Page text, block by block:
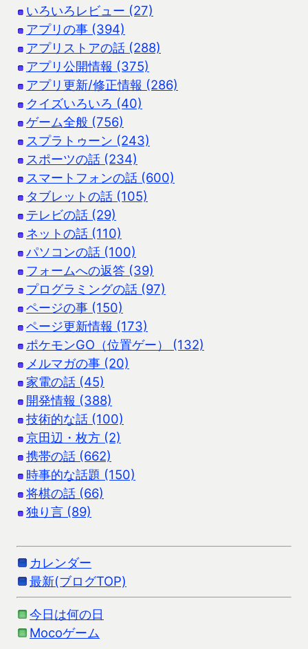
いろいろレビュー (27)
アプリの事 (394)
アプリストアの話 (288)
アプリ公開情報 (375)
アプリ更新/修正情報 (286)
クイズいろいろ (40)
ゲーム全般 (756)
スプラトゥーン (243)
スポーツの話 (234)
スマートフォンの話 (600)
タブレットの話 (105)
テレビの話 (29)
ネットの話 (110)
パソコンの話 (100)
フォームへの返答 (39)
プログラミングの話 (97)
ページの事 (150)
ページ更新情報 (173)
ポケモンGO（位置ゲー） (132)
メルマガの事 (20)
家電の話 (45)
開発情報 (388)
技術的な話 (100)
京田辺・枚方 (2)
携帯の話 (662)
時事的な話題 (150)
将棋の話 (66)
独り言 (89)
カレンダー
最新(ブログTOP)
今日は何の日
Mocoゲーム